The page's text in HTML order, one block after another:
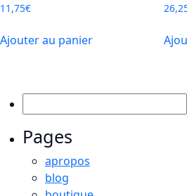
11,75€
Ajouter au panier
Pages
apropos
blog